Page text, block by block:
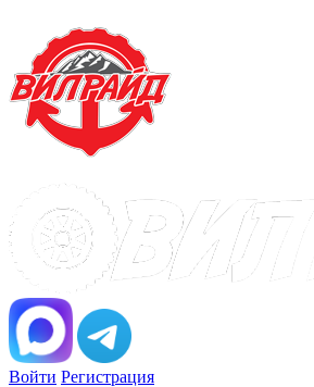
Войти Регистрация